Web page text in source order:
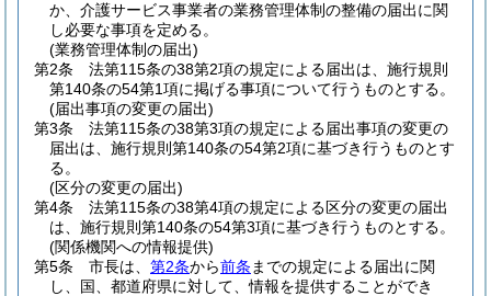
か、介護サービス事業者の業務管理体制の整備の届出に関
し必要な事項を定める。
(業務管理体制の届出)
第2条
法第115条の38第2項の規定による届出は、施行規則
第140条の54第1項に掲げる事項について行うものとする。
(届出事項の変更の届出)
第3条
法第115条の38第3項の規定による届出事項の変更の
届出は、施行規則第140条の54第2項に基づき行うものとす
る。
(区分の変更の届出)
第4条
法第115条の38第4項の規定による区分の変更の届出
は、施行規則第140条の54第3項に基づき行うものとする。
(関係機関への情報提供)
第5条
市長は、 第2条から前条 までの規定による届出に関
し、国、都道府県に対して、情報を提供することができ